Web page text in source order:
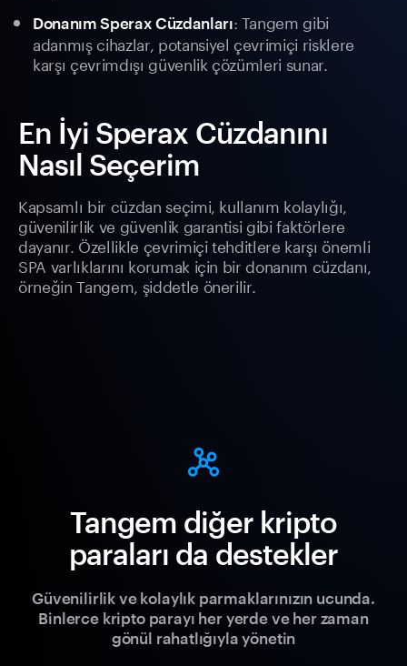
Donanım Sperax Cüzdanları: Tangem gibi
adanmış cihazlar, potansiyel çevrimiçi risklere
karşı çevrimdışı güvenlik çözümleri sunar.
En İyi Sperax Cüzdanını
Nasıl Seçerim
Kapsamlı bir cüzdan seçimi, kullanım kolaylığı,
güvenilirlik ve güvenlik garantisi gibi faktörlere
dayanır. Özellikle çevrimiçi tehditlere karşı önemli
SPA varlıklarını korumak için bir donanım cüzdanı,
örneğin Tangem, şiddetle önerilir.
Tangem diğer kripto
paraları da destekler
Güvenilirlik ve kolaylık parmaklarınızın ucunda.
Binlerce kripto parayı her yerde ve her zaman
gönül rahatlığıyla yönetin